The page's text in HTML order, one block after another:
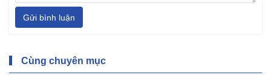
Gửi bình luận
Cùng chuyên mục